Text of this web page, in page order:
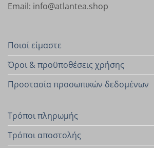
Email: info@atlantea.shop
Ποιοί είμαστε
Όροι & προϋποθέσεις χρήσης
Προστασία προσωπικών δεδομένων
Τρόποι πληρωμής
Τρόποι αποστολής